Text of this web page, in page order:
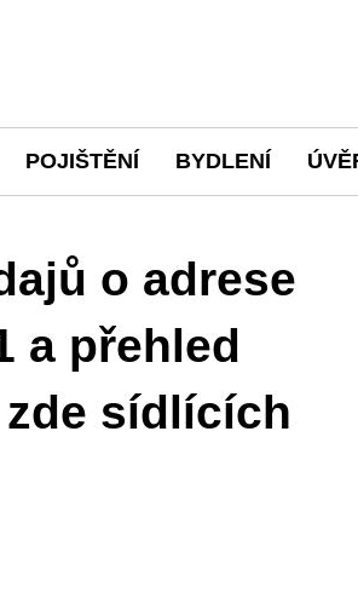
POJIŠTĚNÍ BYDLENÍ
o adrese
a přehled
sídlících